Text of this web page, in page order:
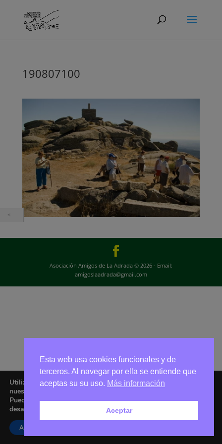
190807100
Asociación Amigos de La Adrada © 2026 - Email:
amigoslaadrada@gmail.com
Utilizamos cookies para ofrecerte la mejor experiencia en
nuestra web.
Puedes aprender más sobre qué cookies utilizamos o
desactivarlas en los
Aceptar
Esta web usa cookies funcionales y de
terceros. Al navegar por ella se entiende que
aceptas su su uso. Más información
Aceptar